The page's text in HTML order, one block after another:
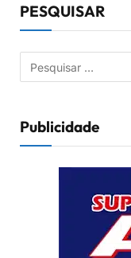
PESQUISAR
Publicidade